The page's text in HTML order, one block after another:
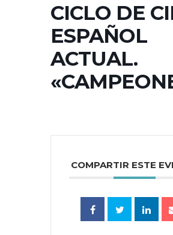
CICLO DE
ESPAÑOL
ACTUAL.
COMPARTIR ESTE